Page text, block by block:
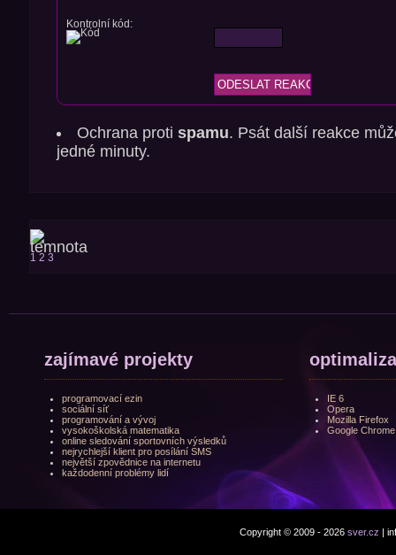
Kontrolní kód:
Ochrana protispamu. Psát další reakce
jedné minuty.
1 2 3
zajímavé projekty
programovací ezin
sociální síť
programování a vývoj
vysokoškolská matematika
online sledování sportovních výsledků
nejrychlejší klient pro posílání SMS
největší zpovědnice na internetu
každodenní problémy lidí
IE 6
Opera
Mozilla Firefox
Google Chrome
Copyright © 2009 - 2026 sver.cz |